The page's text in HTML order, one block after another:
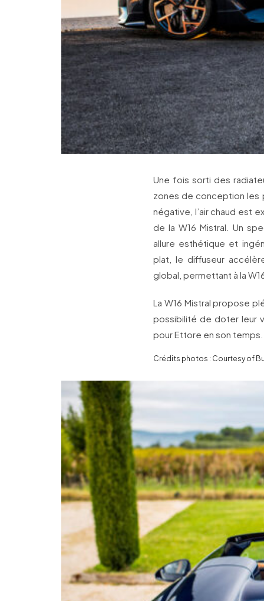
Une fois sorti des
zones de conception les
négative, l’air chaud est
de la W16 Mistral. Un
allure esthétique et
plat, le diffuseur
global, permettant à la
La W16 Mistral propose
possibilité de doter leur
pour Ettore en son temps.
Crédits photos : Courtesy of